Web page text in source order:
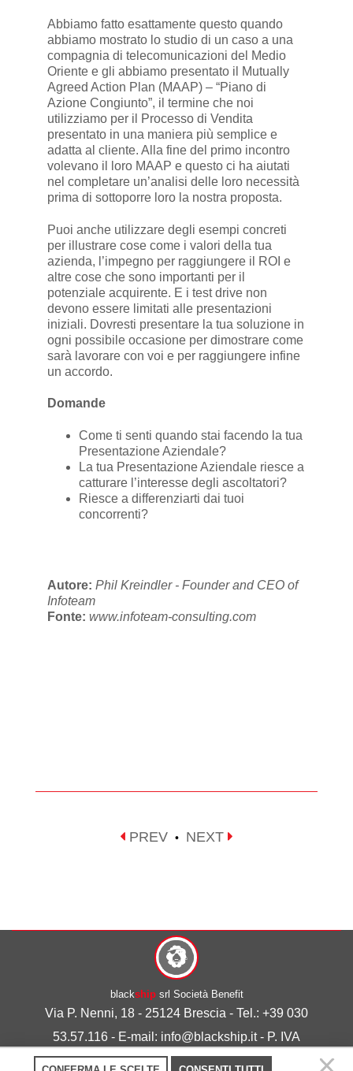
Abbiamo fatto esattamente questo quando
abbiamo mostrato lo studio di un caso a una
compagnia di telecomunicazioni del Medio
Oriente e gli abbiamo presentato il Mutually
Agreed Action Plan (MAAP) – “Piano di
Azione Congiunto”, il termine che noi
utilizziamo per il Processo di Vendita
presentato in una maniera più semplice e
adatta al cliente. Alla fine del primo incontro
volevano il loro MAAP e questo ci ha aiutati
nel completare un’analisi delle loro necessità
prima di sottoporre loro la nostra proposta.
Puoi anche utilizzare degli esempi concreti
per illustrare cose come i valori della tua
azienda, l’impegno per raggiungere il ROI e
altre cose che sono importanti per il
potenziale acquirente. E i test drive non
devono essere limitati alle presentazioni
iniziali. Dovresti presentare la tua soluzione in
ogni possibile occasione per dimostrare come
sarà lavorare con voi e per raggiungere infine
un accordo.
Domande
Come ti senti quando stai facendo la tua
Presentazione Aziendale?
La tua Presentazione Aziendale riesce a
catturare l’interesse degli ascoltatori?
Riesce a differenziarti dai tuoi
concorrenti?
Autore: Phil Kreindler - Founder and CEO of
Infoteam
Fonte: www.infoteam-consulting.com
PREV • NEXT
blackshipsrl Società Benefit
Via P. Nenni, 18 - 25124 Brescia - Tel.: +39 030
53.57.116 - E-mail: info@blackship.it - P. IVA
03492980986